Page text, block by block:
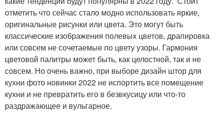
отметить что сейчас стало модно использовать яркие,
оригинальные рисунки или цвета. Это могут быть
классические изображения полевых цветов, драпировка
или совсем не сочетаемые по цвету узоры. Гармония
цветовой палитры может быть, как целостной, так и не
совсем. Но очень важно, при выборе дизайн штор для
кухни фото новинки 2022 не испортить все помещение
кухни и не превратить его в безвкусицу или что-то
раздражающее и вульгарное.